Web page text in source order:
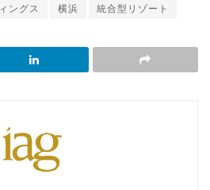
ングス
横浜 統合型リゾート